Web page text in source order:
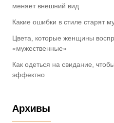
меняет внешний вид
Какие ошибки в стиле старят
Цвета, которые женщины
«мужественные»
Как одеться на свидание,
эффектно
Архивы